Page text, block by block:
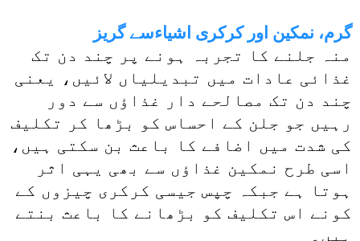
گرم، نمکین اور کرکری اشیاءسے گریز
منہ جلنے کا تجربہ ہونے پر چند دن تک
غذائی عادات میں تبدیلیاں لائیں، یعنی
چند دن تک مصالحے دار غذاﺅں سے دور
رہیں جو جلن کے احساس کو بڑھا کر تکلیف
کی شدت میں اضافے کا باعث بن سکتی ہیں،
اسی طرح نمکین غذاﺅں سے بھی یہی اثر
ہوتا ہے جبکہ چپس جیسی کرکری چیزوں کے
کونے اس تکلیف کو بڑھانے کا باعث بنتے
ہیں۔